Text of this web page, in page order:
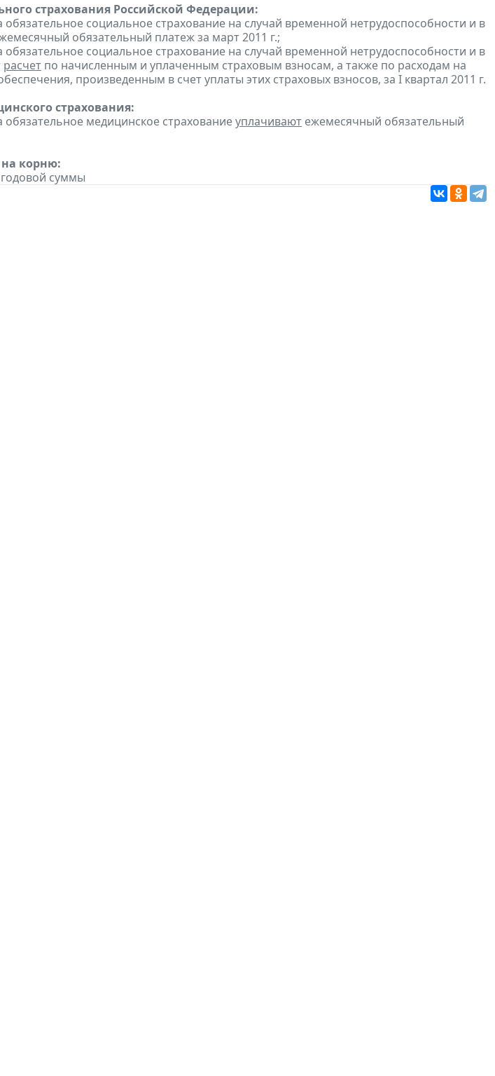
страхования Российской Федерации:
обязательное социальное страхование на случай временной нетрудоспособности и в
обязательный платеж за март 2011 г.;
обязательное социальное страхование на случай временной нетрудоспособности и в
расчет по начисленным и уплаченным страховым взносам, а также по расходам на
произведенным в счет уплаты этих страховых взносов, за I квартал 2011 г.
страхования:
обязательное медицинское страхованиеуплачивают ежемесячный обязательный
на корню:
годовой суммы